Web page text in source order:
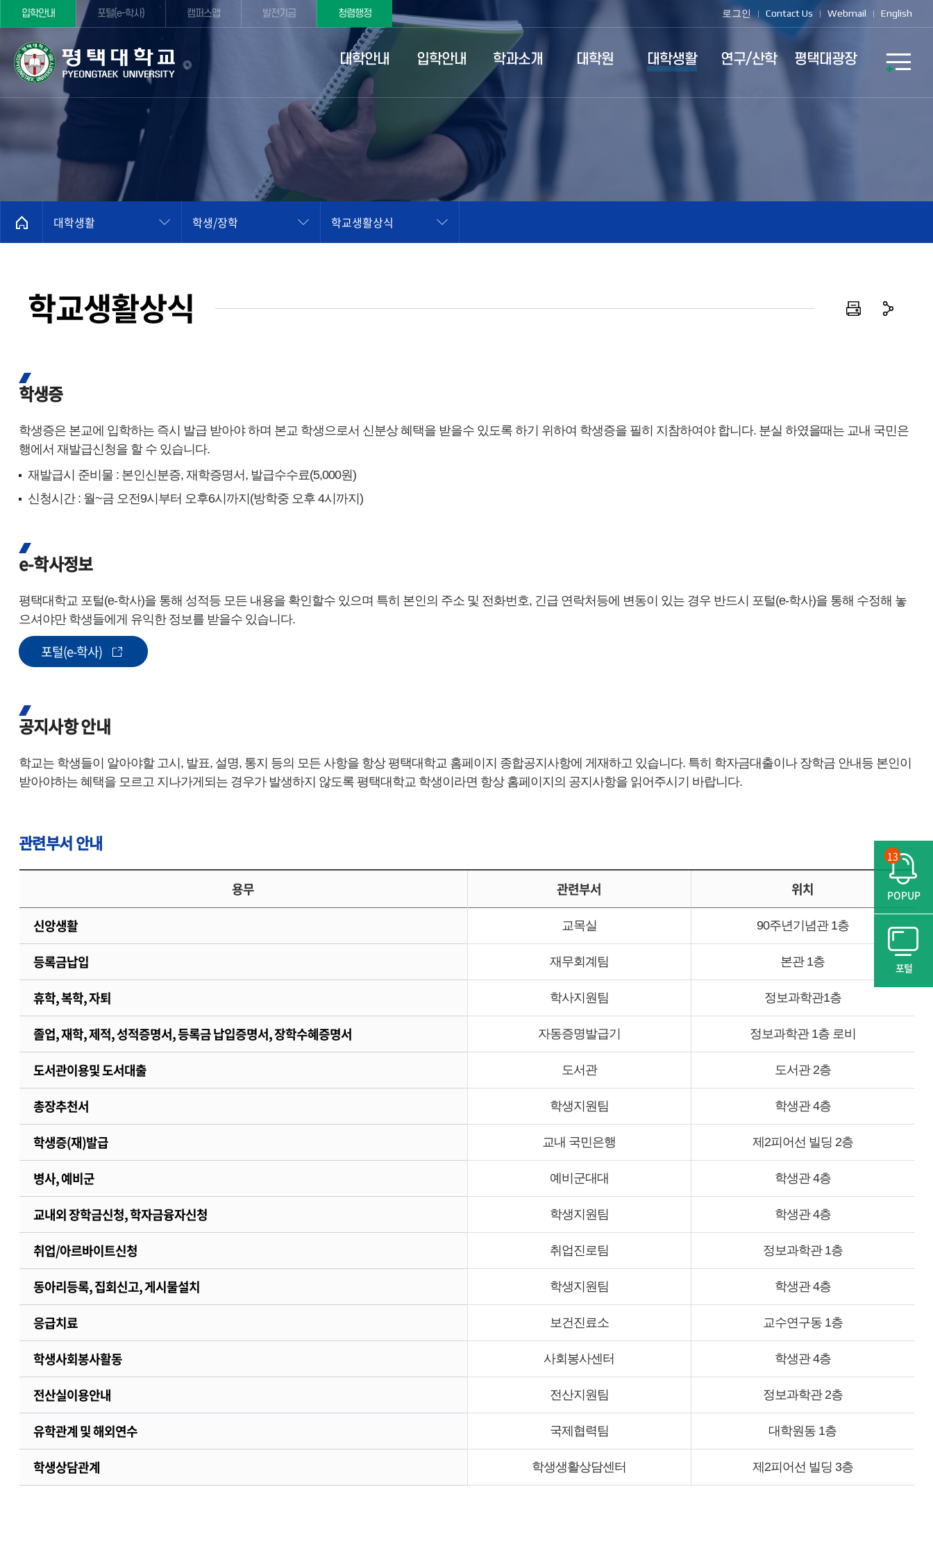
POPUP
13
포털
입학안내 포털(e-학사) 캠퍼스맵 발전기금 청렴행정 로그인 Contact Us Webmail English
대학안내 입학안내 학과소개 대학원 대학생활 연구/산학 평택대광장
대학생활 학생/장학 학교생활상식
학교생활상식
학생증
학생증은 본교에 입학하는 즉시 발급 받아야 하며 본교 학생으로서 신분상 혜택을 받을수 있도록 하기 위하여 학생증을 필히 지참하여야 합니다. 분실 하였을때는 교내 국민은
행에서 재발급신청을 할 수 있습니다.
재발급시 준비물 : 본인신분증, 재학증명서, 발급수수료(5,000원)
신청시간 : 월~금 오전9시부터 오후6시까지(방학중 오후 4시까지)
e-학사정보
평택대학교 포털(e-학사)을 통해 성적등 모든 내용을 확인할수 있으며 특히 본인의 주소 및 전화번호, 긴급 연락처등에 변동이 있는 경우 반드시 포털(e-학사)을 통해 수정해 놓
으셔야만 학생들에게 유익한 정보를 받을수 있습니다.
포털(e-학사)
공지사항 안내
학교는 학생들이 알아야할 고시, 발표, 설명, 통지 등의 모든 사항을 항상 평택대학교 홈페이지 종합공지사항에 게재하고 있습니다. 특히 학자금대출이나 장학금 안내등 본인이
받아야하는 혜택을 모르고 지나가게되는 경우가 발생하지 않도록 평택대학교 학생이라면 항상 홈페이지의 공지사항을 읽어주시기 바랍니다.
관련부서 안내
용무 관련부서
위치
신앙생활
교목실 90주년기념관 1층
등록금납입 재무회계팀 본관 1층
휴학, 복학, 자퇴 학사지원팀 정보과학관1층
졸업, 재학, 제적, 성적증명서, 등록금 납입증명서, 장학수혜증명서 자동증명발급기 정보과학관 1층 로비
도서관이용및 도서대출 도서관 도서관 2층
총장추천서 학생지원팀 학생관 4층
학생증(재)발급 교내 국민은행 제2피어선 빌딩 2층
병사, 예비군 예비군대대 학생관 4층
교내외 장학금신청, 학자금융자신청 학생지원팀 학생관 4층
취업/아르바이트신청 취업진로팀 정보과학관 1층
동아리등록, 집회신고, 게시물설치 학생지원팀 학생관 4층
응급치료 보건진료소 교수연구동 1층
학생사회봉사활동 사회봉사센터 학생관 4층
전산실이용안내 전산지원팀 정보과학관 2층
유학관계 및 해외연수 국제협력팀 대학원동 1층
학생상담관계 학생생활상담센터 제2피어선 빌딩 3층